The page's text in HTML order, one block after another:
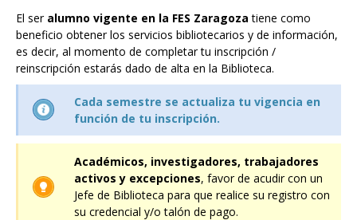
El ser alumno vigente en la FES Zaragoza tiene como
beneficio obtener los servicios bibliotecarios y de información,
es decir, al momento de completar tu inscripción /
reinscripción estarás dado de alta en la Biblioteca.
Cada semestre se actualiza tu vigencia en
función de tu inscripción.
Académicos, investigadores, trabajadores
activos y excepciones, favor de acudir con un
Jefe de Biblioteca para que realice su registro con
su credencial y/o talón de pago.